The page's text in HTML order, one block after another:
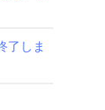
了しま